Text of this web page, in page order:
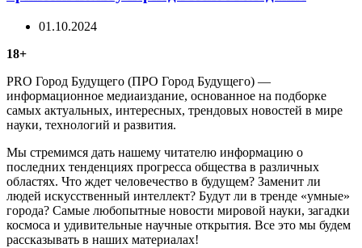
01.10.2024
18+
PRO Город Будущего (ПРО Город Будущего) —
информационное медиаиздание, основанное на подборке
самых актуальных, интересных, трендовых новостей в мире
науки, технологий и развития.
Мы стремимся дать нашему читателю информацию о
последних тенденциях прогресса общества в различных
областях. Что ждет человечество в будущем? Заменит ли
людей искусственный интеллект? Будут ли в тренде «умные»
города? Самые любопытные новости мировой науки, загадки
космоса и удивительные научные открытия. Все это мы будем
рассказывать в наших материалах!